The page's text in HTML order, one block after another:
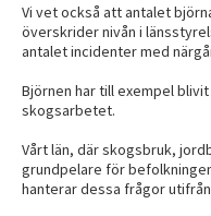
Vi vet också att antalet
överskrider nivån i
antalet incidenter med
Björnen har till exempel
skogsarbetet.
Vårt län, där skogsbruk,
grundpelare för
hanterar dessa frågor